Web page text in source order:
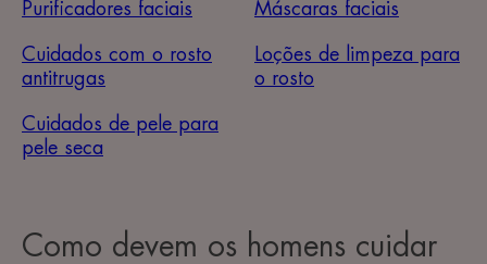
Purificadores faciais Máscaras faciais
Cuidados com o rosto
antitrugas
Loções de limpeza para
o rosto
Cuidados de pele para
pele seca
Como devem os homens cuidar